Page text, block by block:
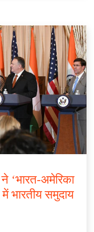
ने ‘भारत-अमेरिका
भारतीय समुदाय